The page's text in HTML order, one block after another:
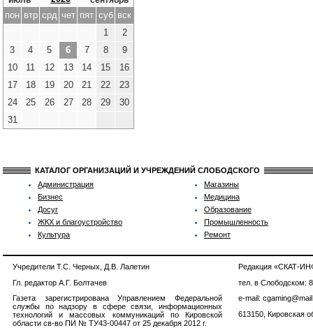
пон втр срд чет пят суб вск
1
2
3
4 5 6 7 8
9
10
11 12 13 14 15
16
17
18 19 20 21 22
23
24
25 26 27 28 29
30
31
КАТАЛОГ ОРГАНИЗАЦИЙ И УЧРЕЖДЕНИЙ СЛОБОДСКОГО
Администрация
Бизнес
Досуг
ЖКХ и благоустройство
Культура
Магазины
Медицина
Образование
Промышленность
Ремонт
Учредители Т.С. Черных, Д.В. Лалетин
Гл. редактор А.Г. Болтачев
Газета зарегистрирована Управлением Федеральной
службы по надзору в сфере связи, информационных
технологий и массовых коммуникаций по Кировской
области св-во ПИ № ТУ43-00447 от 25 декабря 2012 г.
Редакция «СКАТ-
тел. в Слободском:
e-mail:
613150, Кировская